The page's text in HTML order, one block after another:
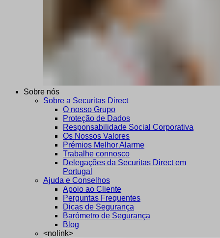
Sobre nós
Sobre a Securitas Direct
O nosso Grupo
Proteção de Dados
Responsabilidade Social Corporativa
Os Nossos Valores
Prémios Melhor Alarme
Trabalhe connosco
Delegações da Securitas Direct em
Portugal
Ajuda e Conselhos
Apoio ao Cliente
Perguntas Frequentes
Dicas de Segurança
Barómetro de Segurança
Blog
<nolink>